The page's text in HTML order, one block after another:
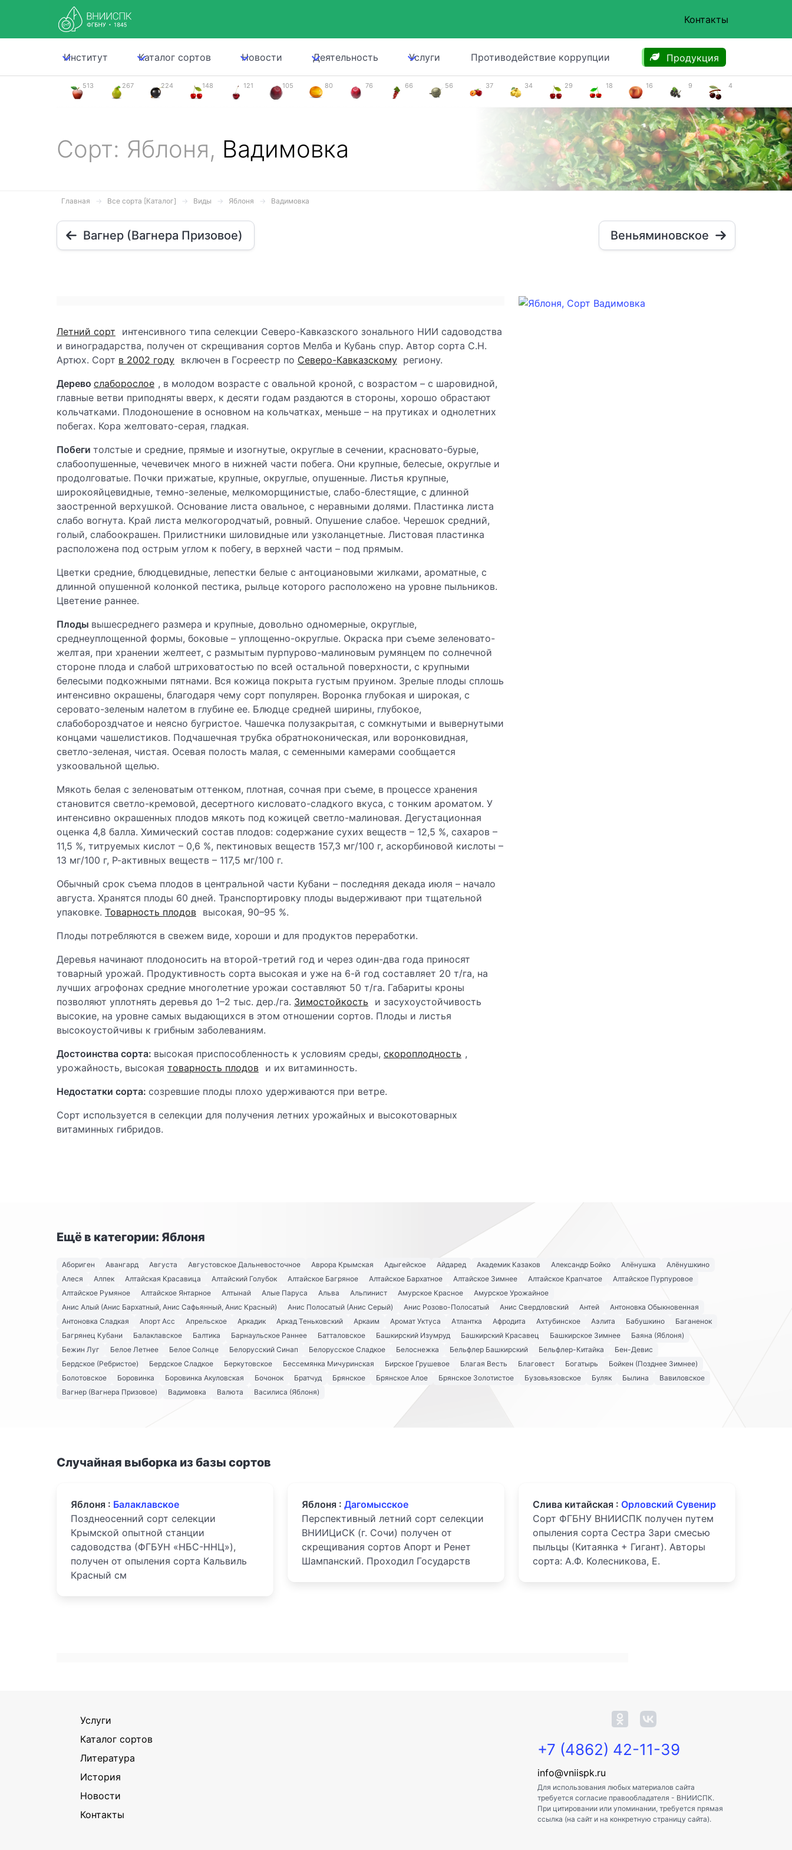
Контакты
Институт Каталог сортов Новости Деятельность Услуги Противодействие коррупции Продукция
513 267 224 148 121 105 80 76 66 56 37 34 29 18 16 9 4
Сорт: Яблоня, Вадимовка
Главная Все сорта [Каталог] Виды Яблоня Вадимовка
Вагнер (Вагнера Призовое) Веньяминовское
Летний сорт
интенсивного типа селекции Северо-Кавказского зонального НИИ садоводства
и виноградарства, получен от скрещивания сортов Мелба и Кубань спур. Автор сорта С.Н.
Артюх. Сорт в 2002 году включен в Госреестр по Северо-Кавказскому региону.
Дерево слаборослое , в молодом возрасте с овальной кроной, с возрастом – с шаровидной,
главные ветви приподняты вверх, к десяти годам раздаются в стороны, хорошо обрастают
кольчатками. Плодоношение в основном на кольчатках, меньше – на прутиках и однолетних
побегах. Кора желтовато-серая, гладкая.
Побеги толстые и средние, прямые и изогнутые, округлые в сечении, красновато-бурые,
слабоопушенные, чечевичек много в нижней части побега. Они крупные, белесые, округлые и
продолговатые. Почки прижатые, крупные, округлые, опушенные. Листья крупные,
широкояйцевидные, темно-зеленые, мелкоморщинистые, слабо-блестящие, с длинной
заостренной верхушкой. Основание листа овальное, с неравными долями. Пластинка листа
слабо вогнута. Край листа мелкогородчатый, ровный. Опушение слабое. Черешок средний,
голый, слабоокрашен. Прилистники шиловидные или узколанцетные. Листовая пластинка
расположена под острым углом к побегу, в верхней части – под прямым.
Цветки средние, блюдцевидные, лепестки белые с антоциановыми жилками, ароматные, с
длинной опушенной колонкой пестика, рыльце которого расположено на уровне пыльников.
Цветение раннее.
Плоды вышесреднего размера и крупные, довольно одномерные, округлые,
среднеуплощенной формы, боковые – уплощенно-округлые. Окраска при съеме зеленовато-
желтая, при хранении желтеет, с размытым пурпурово-малиновым румянцем по солнечной
стороне плода и слабой штриховатостью по всей остальной поверхности, с крупными
белесыми подкожными пятнами. Вся кожица покрыта густым пруином. Зрелые плоды сплошь
интенсивно окрашены, благодаря чему сорт популярен. Воронка глубокая и широкая, с
серовато-зеленым налетом в глубине ее. Блюдце средней ширины, глубокое,
слабобороздчатое и неясно бугристое. Чашечка полузакрытая, с сомкнутыми и вывернутыми
концами чашелистиков. Подчашечная трубка обратноконическая, или воронковидная,
светло-зеленая, чистая. Осевая полость малая, с семенными камерами сообщается
узкоовальной щелью.
Мякоть белая с зеленоватым оттенком, плотная, сочная при съеме, в процессе хранения
становится светло-кремовой, десертного кисловато-сладкого вкуса, с тонким ароматом. У
интенсивно окрашенных плодов мякоть под кожицей светло-малиновая. Дегустационная
оценка 4,8 балла. Химический состав плодов: содержание сухих веществ – 12,5 %, сахаров –
11,5 %, титруемых кислот – 0,6 %, пектиновых веществ 157,3 мг/100 г, аскорбиновой кислоты –
13 мг/100 г, Р-активных веществ – 117,5 мг/100 г.
Обычный срок съема плодов в центральной части Кубани – последняя декада июля – начало
августа. Хранятся плоды 60 дней. Транспортировку плоды выдерживают при тщательной
упаковке. Товарность плодов высокая, 90–95 %.
Плоды потребляются в свежем виде, хороши и для продуктов переработки.
Деревья начинают плодоносить на второй-третий год и через один-два года приносят
товарный урожай. Продуктивность сорта высокая и уже на 6-й год составляет 20 т/га, на
лучших агрофонах средние многолетние урожаи составляют 50 т/га. Габариты кроны
позволяют уплотнять деревья до 1–2 тыс. дер./га. Зимостойкость
и засухоустойчивость
высокие, на уровне самых выдающихся в этом отношении сортов. Плоды и листья
высокоустойчивы к грибным заболеваниям.
Достоинства сорта: высокая приспособленность к условиям среды, скороплодность ,
урожайность, высокая товарность плодов и их витаминность.
Недостатки сорта: созревшие плоды плохо удерживаются при ветре.
Сорт используется в селекции для получения летних урожайных и высокотоварных
витаминных гибридов.
Ещё в категории: Яблоня
Абориген Авангард Августа Августовское Дальневосточное Аврора Крымская Адыгейское Айдаред Академик Казаков Александр Бойко Алёнушка
Алёнушкино
Алеся
Алпек Алтайская Красавица Алтайский Голубок Алтайское Багряное Алтайское Бархатное Алтайское Зимнее Алтайское Крапчатое
Алтайское Пурпуровое
Алтайское Румяное
Алтайское Янтарное Алтынай Алые Паруса Альва Альпинист Амурское Красное
Амурское Урожайное
Анис Алый (Анис Бархатный, Анис Сафьянный, Анис Красный)
Анис Полосатый (Анис Серый) Анис Розово-Полосатый Анис Свердловский Антей
Антоновка Обыкновенная
Антоновка Сладкая
Апорт Асс Апрельское Аркадик Аркад Теньковский Аркаим Аромат Уктуса Атлантка Афродита Ахтубинское Аэлита Бабушкино
Баганенок
Багрянец Кубани
Балаклавское Балтика Барнаульское Раннее Батталовское Башкирский Изумруд Башкирский Красавец Башкирское Зимнее
Баяна (Яблоня)
Бежин Луг
Белое Летнее Белое Солнце Белорусский Синап Белорусское Сладкое Белоснежка Бельфлер Башкирский Бельфлер-Китайка
Бен-Девис
Бердское (Ребристое)
Бердское Сладкое Беркутовское Бессемянка Мичуринская Бирское Грушевое Благая Весть Благовест Богатырь
Бойкен (Позднее Зимнее)
Болотовское
Боровинка Боровинка Акуловская Бочонок Братчуд Брянское Брянское Алое Брянское Золотистое Бузовьязовское Буляк Былина
Вавиловское
Вагнер (Вагнера Призовое)
Вадимовка Валюта Василиса (Яблоня)
Случайная выборка из базы сортов
Яблоня : Балаклавское
Позднеосенний сорт селекции
Крымской опытной станции
садоводства (ФГБУН «НБС-ННЦ»),
получен от опыления сорта Кальвиль
Красный см
Яблоня : Дагомысское
Перспективный летний сорт селекции
ВНИИЦиСК (г. Сочи) получен от
скрещивания сортов Апорт и Ренет
Шампанский. Проходил Государств
Слива китайская : Орловский Сувенир
Сорт ФГБНУ ВНИИСПК получен путем
опыления сорта Сестра Зари смесью
пыльцы (Китаянка + Гигант). Авторы
сорта: А.Ф. Колесникова, Е.
Услуги
Каталог сортов
Литература
История
Новости
Контакты
+7 (4862) 42-11-39
info@vniispk.ru
Для использования любых материалов сайта
требуется согласие правообладателя - ВНИИСПК.
При цитировании или упоминании, требуется прямая
ссылка (на сайт и на конкретную страницу сайта).